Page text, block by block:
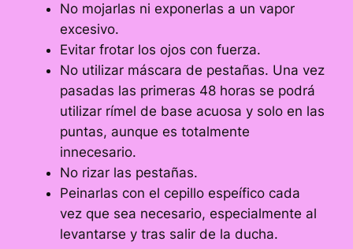
No mojarlas ni exponerlas a un vapor
excesivo.
Evitar frotar los ojos con fuerza.
No utilizar máscara de pestañas. Una vez
pasadas las primeras 48 horas se podrá
utilizar rímel de base acuosa y solo en las
puntas, aunque es totalmente
innecesario.
No rizar las pestañas.
Peinarlas con el cepillo espeífico cada
vez que sea necesario, especialmente al
levantarse y tras salir de la ducha.